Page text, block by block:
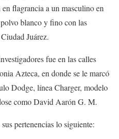
flagrancia a un masculino en
blanco y fino con las
Juárez.
fue en las calles
Azteca, en donde se le marcó
Dodge, línea Charger, modelo
como David Aarón G. M.
pertenencias lo siguiente: